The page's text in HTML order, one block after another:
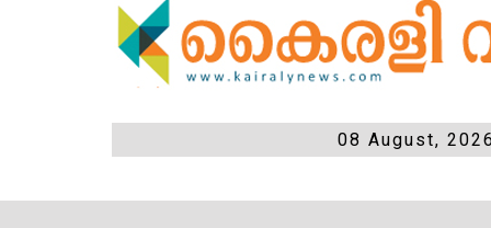
08 August,